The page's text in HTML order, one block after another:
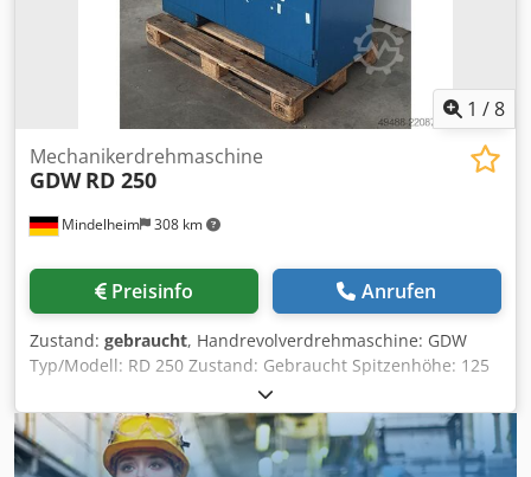
1 /8
Mindelheim 308 km
Mechanikerdrehmaschine
GDW RD 250
Preisinfo Anrufen
Zustand: gebraucht, Handrevolverdrehmaschine: GDW
Typ/Modell: RD 250 Zustand: Gebraucht Spitzenhöhe: 125
mm Entfernung Spindelnase –Revolverkopf max.: 400 mm
Drehdurchmesser über Bett: 260 mm Drehdurchmesser
über Stechschlitten: 128 mm Spindelkopf DIN 55027:
Größe 4 Spindelbohrung: 38 mm Innnenkegel ähnlich DIN